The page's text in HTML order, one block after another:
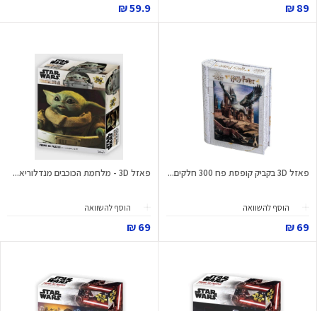
89 ₪
59.9 ₪
פאזל 3D בקביק קופסת פח 300 חלקים...
הוסף להשוואה
69 ₪
פאזל 3D - מלחמת הכוכבים מנדלוריא...
הוסף להשוואה
69 ₪